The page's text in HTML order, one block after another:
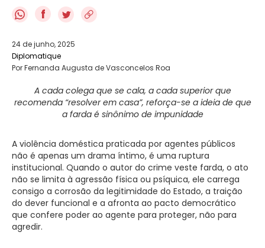
f
24 de junho, 2025
Diplomatique
Por Fernanda Augusta de Vasconcelos Roa
A cada colega que se cala, a cada superior que
recomenda “resolver em casa”, reforça-se a ideia de que
a farda é sinônimo de impunidade
A violência doméstica praticada por agentes públicos
não é apenas um drama íntimo, é uma ruptura
institucional. Quando o autor do crime veste farda, o ato
não se limita à agressão física ou psíquica, ele carrega
consigo a corrosão da legitimidade do Estado, a traição
do dever funcional e a afronta ao pacto democrático
que confere poder ao agente para proteger, não para
agredir.